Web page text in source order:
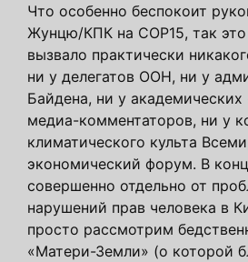
Что особенно беспокоит
Жунцю/КПК на COP15, так
вызвало практически
ни у делегатов ООН, ни у
Байдена, ни у академических
медиа-комментаторов, ни у
климатического культа
экономический форум. В
совершенно отдельно от
нарушений прав человека в
просто рассмотрим
«Матери-Земли» (о которой